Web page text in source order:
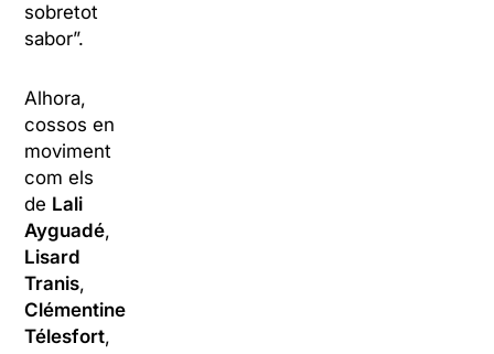
sobretot
sabor”.
Alhora,
cossos en
moviment
com els
de Lali
Ayguadé,
Lisard
Tranis,
Clémentine
Télesfort,